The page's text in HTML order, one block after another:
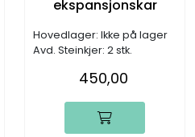
ekspansjonskar
Hovedlager: Ikke på lager
Avd. Steinkjer: 2 stk.
450,00